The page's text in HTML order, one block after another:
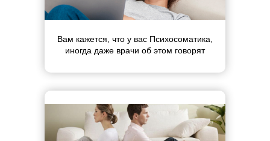
Вам кажется, что у вас Психосоматика,
иногда даже врачи об этом говорят